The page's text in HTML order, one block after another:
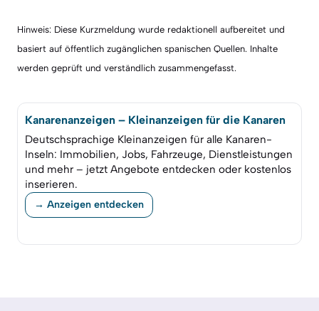
Hinweis: Diese Kurzmeldung wurde redaktionell aufbereitet und
basiert auf öffentlich zugänglichen spanischen Quellen. Inhalte
werden geprüft und verständlich zusammengefasst.
Kanarenanzeigen – Kleinanzeigen für die Kanaren
Deutschsprachige Kleinanzeigen für alle Kanaren-
Inseln: Immobilien, Jobs, Fahrzeuge, Dienstleistungen
und mehr – jetzt Angebote entdecken oder kostenlos
inserieren.
→ Anzeigen entdecken